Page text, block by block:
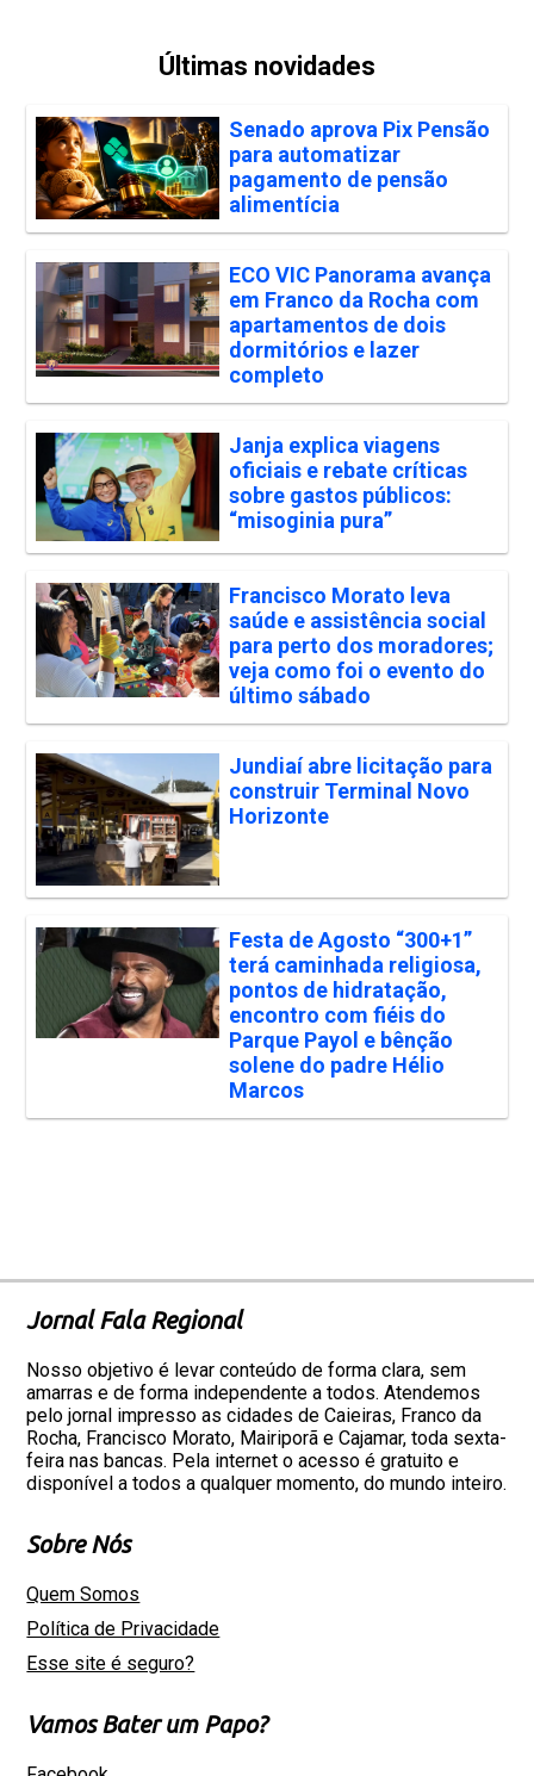
Últimas novidades
Senado aprova Pix Pensão
para automatizar
pagamento de pensão
alimentícia
ECO VIC Panorama avança
em Franco da Rocha com
apartamentos de dois
dormitórios e lazer
completo
Janja explica viagens
oficiais e rebate críticas
sobre gastos públicos:
“misoginia pura”
Francisco Morato leva
saúde e assistência social
para perto dos moradores;
veja como foi o evento do
último sábado
Jundiaí abre licitação para
construir Terminal Novo
Horizonte
Festa de Agosto “300+1”
terá caminhada religiosa,
pontos de hidratação,
encontro com fiéis do
Parque Payol e bênção
solene do padre Hélio
Marcos
Jornal Fala Regional
Nosso objetivo é levar conteúdo de forma clara, sem
amarras e de forma independente a todos. Atendemos
pelo jornal impresso as cidades de Caieiras, Franco da
Rocha, Francisco Morato, Mairiporã e Cajamar, toda sexta-
feira nas bancas. Pela internet o acesso é gratuito e
disponível a todos a qualquer momento, do mundo inteiro.
Sobre Nós
Quem Somos
Política de Privacidade
Esse site é seguro?
Vamos Bater um Papo?